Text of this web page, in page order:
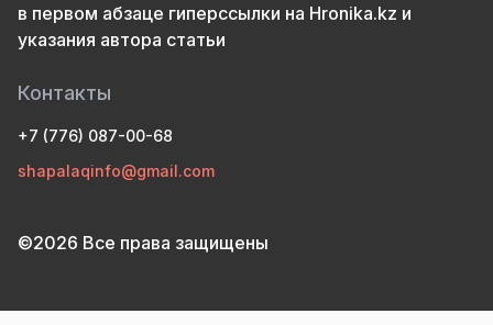
в первом абзаце гиперссылки на Hronika.kz и
указания автора статьи
Контакты
+7 (776) 087-00-68
shapalaqinfo@gmail.com
©2026 Все права защищены